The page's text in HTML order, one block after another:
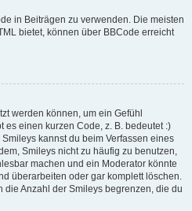
in Beiträgen zu verwenden. Die meisten
bietet, können über BBCode erreicht
werden können, um ein Gefühl
es einen kurzen Code, z. B. bedeutet :)
kannst du beim Verfassen eines
Smileys nicht zu häufig zu benutzen,
machen und ein Moderator könnte
überarbeiten oder gar komplett löschen.
Anzahl der Smileys begrenzen, die du